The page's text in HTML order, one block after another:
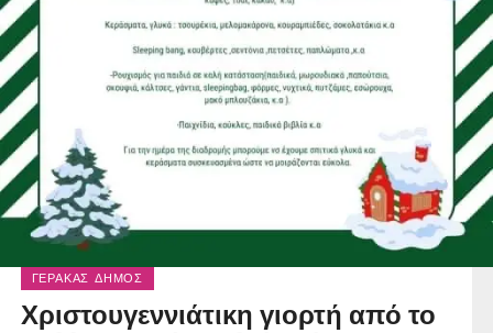
ΓΈΡΑΚΑΣ ΔΉΜΟΣ
Χριστουγεννιάτικη γιορτή από το